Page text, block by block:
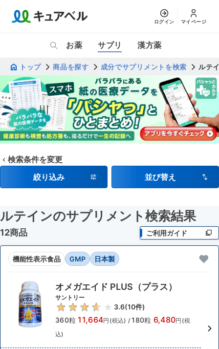
ログイン マイページ
お薬 サプリ 漢方薬
トップ 商品を探す 成分でサプリメントを検索 ルテ
検索条件を変更
絞り込み
並び替え
ルテインのサプリメント検索結果
12商品 ご利用ガイド
機能性表示食品 GMP 日本製
オメガエイド PLUS（プラス）
サントリー
3.6(10件)
360粒 11,664円(税込) / 180粒 6,480円(税
込)